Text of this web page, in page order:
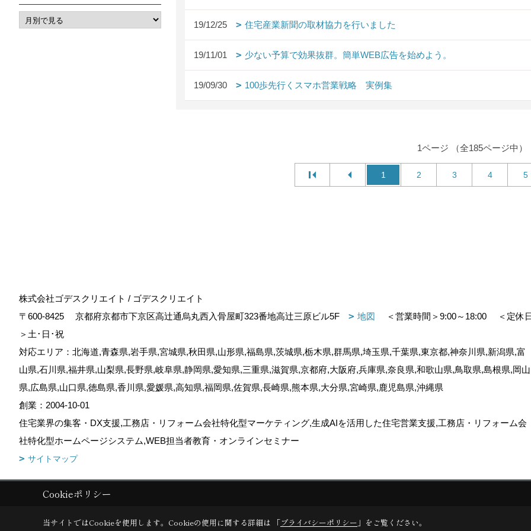
19/12/25 住宅産業新聞の取材協力を行いました
19/11/01 少ない予算で効果抜群。簡単WEB広告を始めよう。
19/09/30 100歩先行くスマホ営業戦略 実例集
1ページ （全185ページ中）
1 2 3 4 5
株式会社ゴデスクリエイト / ゴデスクリエイト
〒600-8425
京都府京都市下京区高辻通烏丸西入骨屋町323番地高辻三原ビル5F 地図 ＜営業時間＞9:00～18:00
＜定休
＞土･日･祝
対応エリア：北海道,青森県,岩手県,宮城県,秋田県,山形県,福島県,茨城県,栃木県,群馬県,埼玉県,千葉県,東京都,神奈川県,新潟県,富
山県,石川県,福井県,山梨県,長野県,岐阜県,静岡県,愛知県,三重県,滋賀県,京都府,大阪府,兵庫県,奈良県,和歌山県,鳥取県,島根県,岡山
県,広島県,山口県,徳島県,香川県,愛媛県,高知県,福岡県,佐賀県,長崎県,熊本県,大分県,宮崎県,鹿児島県,沖縄県
創業：2004-10-01
住宅業界の集客・DX支援,工務店・リフォーム会社特化型マーケティング,生成AIを活用した住宅営業支援,工務店・リフォーム会
社特化型ホームページシステム,WEB担当者教育・オンラインセミナー
サイトマップ
Copyright (c) GODDESS CREATE. All Rights Reserved.
Cookieポリシー
当サイトではCookieを使用します。 Cookieの使用に関する詳細は 「プライバシーポリシー 」をご覧ください。